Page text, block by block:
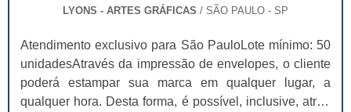
LYONS - ARTES GRÁFICAS / SÃO PAULO - SP
Atendimento exclusivo para São PauloLote mínimo: 50
unidadesAtravés da impressão de envelopes, o cliente
poderá estampar sua marca em qualquer lugar, a
qualquer hora. Desta forma, é possível, inclusive, atrair